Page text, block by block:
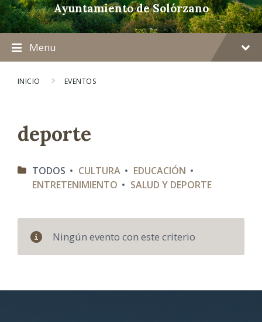
Ayuntamiento de Solórzano
Menu
INICIO EVENTOS
deporte
C
S
TODOS CULTURA
EDUCACIÓN
ENTRETENIMIENTO
SALUD Y DEPORTE
Ningún evento con este criterio